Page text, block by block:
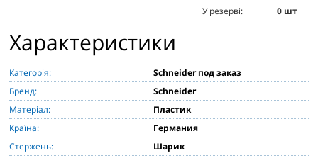
У резерві:
0шт
Характеристики
Категорія:
Schneider под заказ
Бренд:
Schneider
Матеріал:
Пластик
Країна:
Германия
Стержень:
Шарик